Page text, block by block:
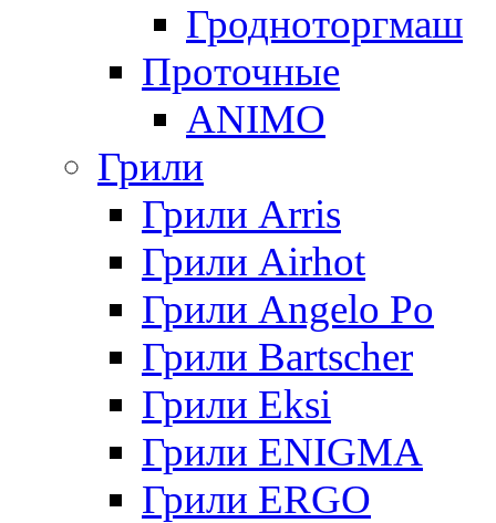
Гродноторгмаш
Проточные
ANIMO
Грили
Грили Arris
Грили Airhot
Грили Angelo Po
Грили Bartscher
Грили Eksi
Грили ENIGMA
Грили ERGO